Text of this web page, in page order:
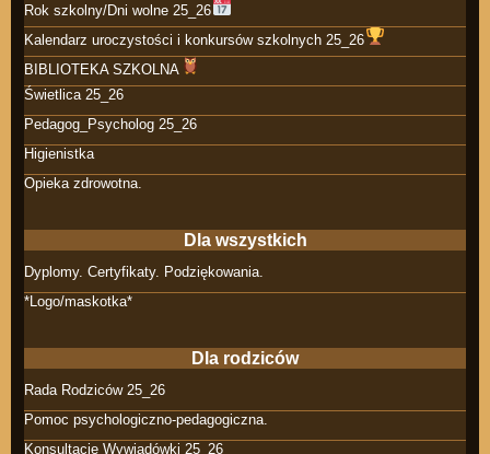
Rok szkolny/Dni wolne 25_26
Kalendarz uroczystości i konkursów szkolnych 25_26
BIBLIOTEKA SZKOLNA
Świetlica 25_26
Pedagog_Psycholog 25_26
Higienistka
Opieka zdrowotna.
Dla wszystkich
Dyplomy. Certyfikaty. Podziękowania.
*Logo/maskotka*
Dla rodziców
Rada Rodziców 25_26
Pomoc psychologiczno-pedagogiczna.
Konsultacje Wywiadówki 25_26